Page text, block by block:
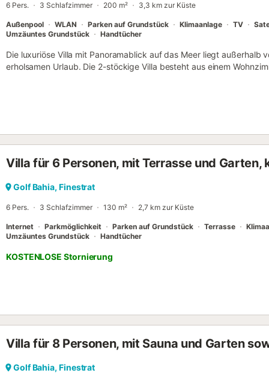
und ...
6 Pers. 3 Schlafzimmer 200 m² 3,3 km zur Küste
Außenpool WLAN Parken auf Grundstück Klimaanlage TV
Umzäuntes Grundstück
Handtücher
Die luxuriöse Villa mit Panoramablick auf das Meer liegt außerhalb
erholsamen Urlaub. Die 2-stöckige Villa besteht aus einem
Ausstattung gehören außerdem WLAN (für Videoanrufe geeignet),
Unterkunft, eine Waschmaschine, ein DVD-Player, eine
weltweiten Sendern. Ein Babybett ist ebenfalls vorhanden. Das
Außenbereich mit einem Pool. Außerdem gibt es einen Garten mit
nächsten Bar zu Fuß/mit dem Auto: 3,34km. Entfernung zum
Entfernung zum nächsten Flughafen zu Fuß/mit dem Auto:
Jugendgruppen sind nicht erlaubt. Bitte setzen Sie sich mit dem
Unterkunft bu...
Villa für 6 Personen, mit Terrasse und
Golf Bahia, Finestrat
6 Pers. 3 Schlafzimmer 130 m² 2,7 km zur Küste
Internet Parkmöglichkeit Parken auf Grundstück Terrasse
Umzäuntes Grundstück
Handtücher
KOSTENLOSE Stornierung
Villa für 8 Personen, mit Sauna und Garten
Golf Bahia, Finestrat